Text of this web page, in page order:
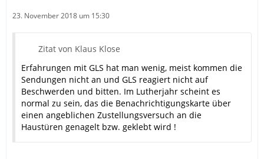
23. November 2018 um 15:30
Zitat von Klaus Klose
Erfahrungen mit GLS hat man wenig, meist kommen die
Sendungen nicht an und GLS reagiert nicht auf
Beschwerden und bitten. Im Lutherjahr scheint es
normal zu sein, das die Benachrichtigungskarte über
einen angeblichen Zustellungsversuch an die
Haustüren genagelt bzw. geklebt wird !